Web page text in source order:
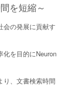
を短縮～
会の発展に貢献す
化を目的にNeuron
り、文書検索時間